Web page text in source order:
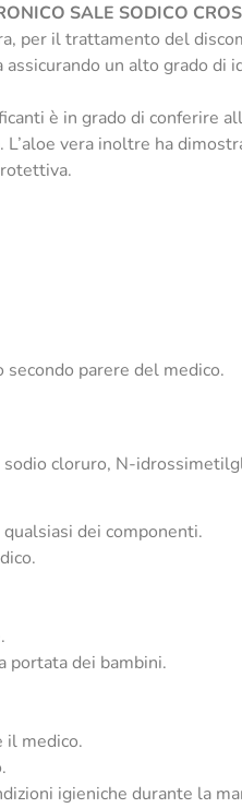
SALE SODICO
per il trattamento del
un alto grado di
è in grado di conferire
vera inoltre ha
secondo parere del medico.
cloruro, N-
dei componenti.
portata dei bambini.
il medico.
igieniche durante la